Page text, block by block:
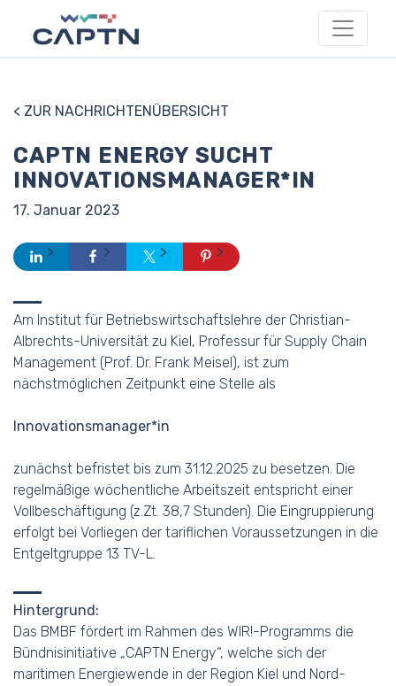
< ZUR NACHRICHTENÜBERSICHT
CAPTN ENERGY SUCHT
INNOVATIONSMANAGER*IN
17. Januar 2023
Am Institut für Betriebswirtschaftslehre der Christian-
Albrechts-Universität zu Kiel, Professur für Supply Chain
Management (Prof. Dr. Frank Meisel), ist zum
nächstmöglichen Zeitpunkt eine Stelle als
Innovationsmanager*in
zunächst befristet bis zum 31.12.2025 zu besetzen. Die
regelmäßige wöchentliche Arbeitszeit entspricht einer
Vollbeschäftigung (z.Zt. 38,7 Stunden). Die Eingruppierung
erfolgt bei Vorliegen der tariflichen Voraussetzungen in die
Entgeltgruppe 13 TV-L.
Hintergrund:
Das BMBF fördert im Rahmen des WIR!-Programms die
Bündnisinitiative „CAPTN Energy“, welche sich der
maritimen Energiewende in der Region Kiel und Nord-